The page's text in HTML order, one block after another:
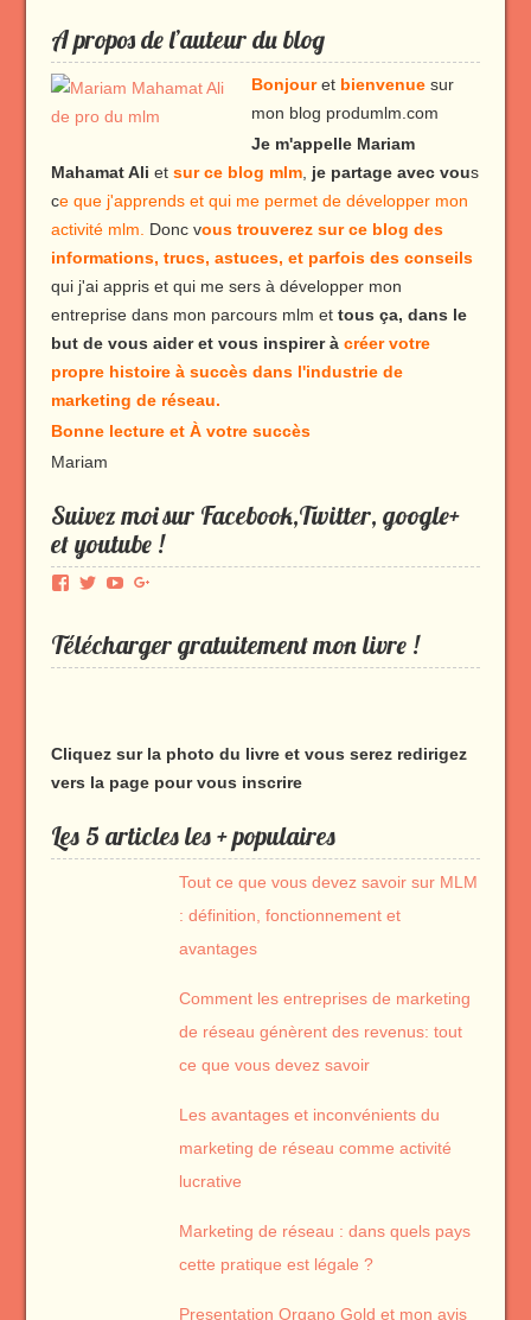
A propos de l’auteur du blog
Bonjouret bienvenuesur
mon blog produmlm.com
Je m'appelle Mariam
Mahamat Ali et sur ce blog mlm, je partage avec vous
ce que j'apprends et qui me permet de développer mon
activité mlm.
Donc vous trouverez sur ce blog des
informations, trucs, astuces, et parfois des conseils
qui j'ai appris et qui me sers à développer mon
entreprise dans mon parcours mlm ettous ça, dans le
but de vous aider et vous inspirer à créer votre
propre histoire à succès dans l'industrie de
marketing de réseau.
Bonne lecture et À votre succès
Mariam
Suivez moi sur Facebook,Twitter, google+
et youtube !
Voir
de
Produmlm
Voir
de
porodumlm
Voir
de
UC_2UgAmhWDuaRIDwEQiQ9iA
de
produmlm
Télécharger gratuitement mon livre !
Cliquez sur la photo du livre et vous serez redirigez
vers la page pour vous inscrire
Les 5 articles les + populaires
Tout ce que vous devez savoir sur MLM
: définition, fonctionnement et
avantages
Comment les entreprises de marketing
de réseau génèrent des revenus: tout
ce que vous devez savoir
Les avantages et inconvénients du
marketing de réseau comme activité
lucrative
Marketing de réseau : dans quels pays
cette pratique est légale ?
Presentation Organo Gold et mon avis